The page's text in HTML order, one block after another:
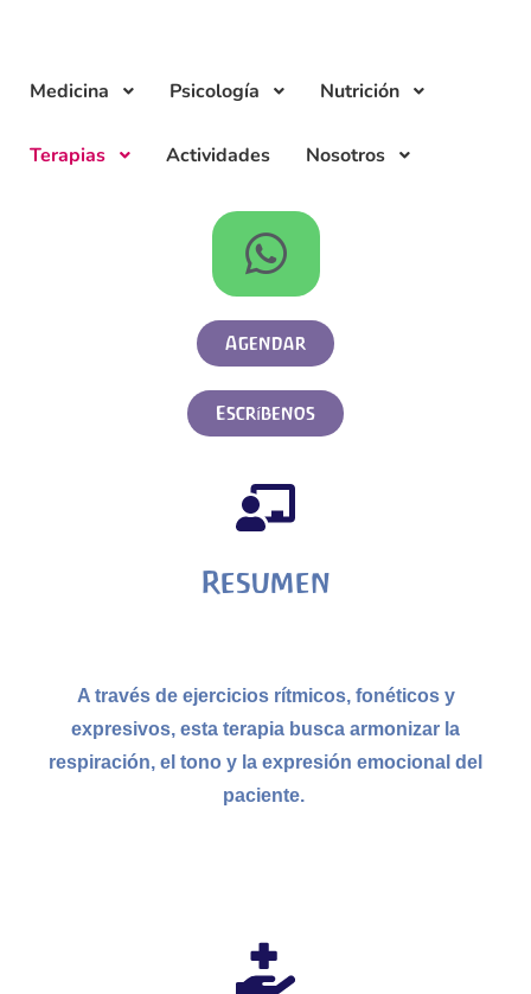
Medicina Psicología Nutrición
Terapias Actividades Nosotros
Agendar
Escríbenos
Resumen
A través de ejercicios rítmicos, fonéticos y
expresivos, esta terapia busca armonizar la
respiración, el tono y la expresión emocional del
paciente.